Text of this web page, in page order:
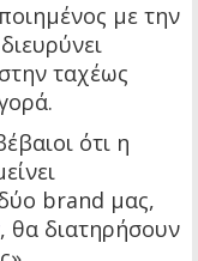
με την
ταχέως
ότι η
δύο brand μας,
, θα διατηρήσουν